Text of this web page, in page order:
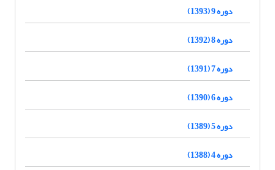
دوره 9 (1393)
دوره 8 (1392)
دوره 7 (1391)
دوره 6 (1390)
دوره 5 (1389)
دوره 4 (1388)